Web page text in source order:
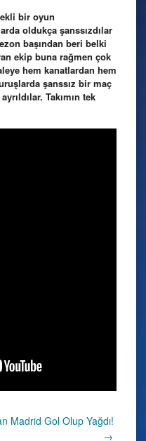
bir oyun
oldukça şanssızdılar
başından beri belki
ekip buna rağmen çok
hem kanatlardan hem
şanssız bir maç
Takımın tek
Madrid Gol Olup Yağdı!
→